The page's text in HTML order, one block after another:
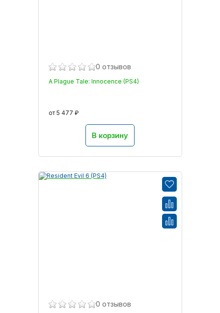
0 отзывов
A Plague Tale: Innocence (PS4)
от 5 477 ₽
В корзину
0 отзывов